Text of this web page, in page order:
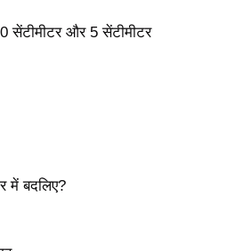
सेंटीमीटर और 5 सेंटीमीटर
में बदलिए?